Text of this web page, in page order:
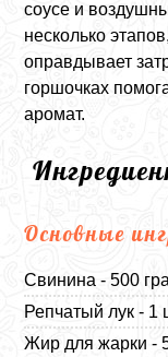
соусе и
несколько
оправдывает
горшочках
аромат.
Основные
Свинина - 500
Репчатый лук - 1
Жир для жарки -